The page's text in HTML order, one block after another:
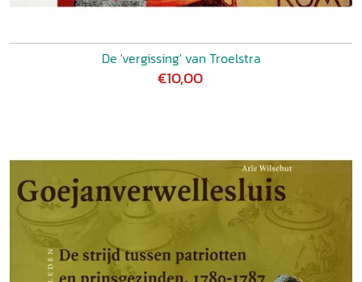
De 'vergissing' van Troelstra
€10,00